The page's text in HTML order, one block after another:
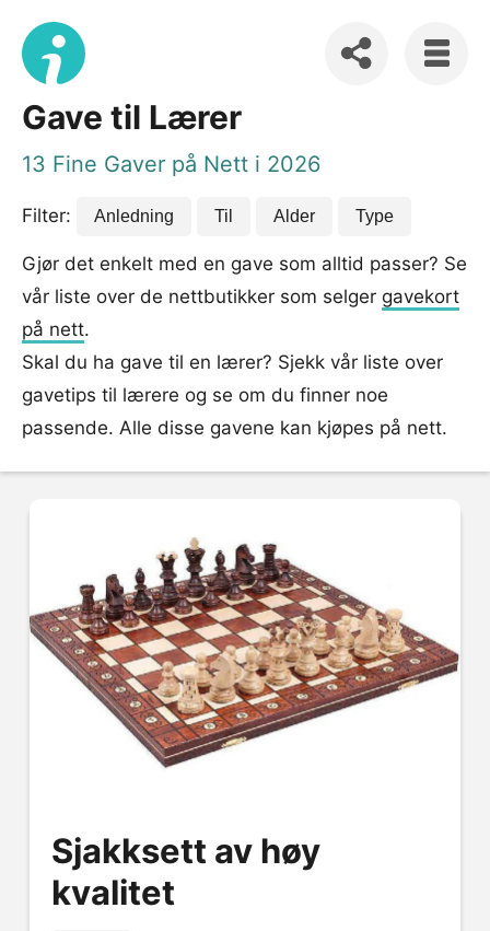
Gave til Lærer
13 Fine Gaver på Nett i 2026
Filter: Anledning Til Alder Type
Gjør det enkelt med en gave som alltid passer? Se
vår liste over de nettbutikker som selger gavekort
på nett.
Skal du ha gave til en lærer? Sjekk vår liste over
gavetips til lærere og se om du finner noe
passende. Alle disse gavene kan kjøpes på nett.
Sjakksett av høy
kvalitet